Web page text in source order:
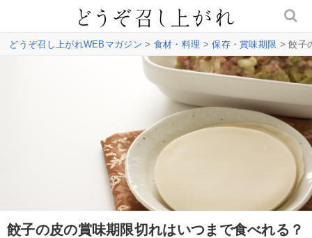
どうぞ召し上がれWEBマガジン > 食材・料理 >保存・賞味期限 > 餃子
餃子の皮の賞味期限切れはいつまで食べれる？